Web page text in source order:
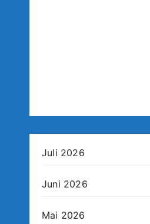
Juli 2026
Juni 2026
Mai 2026